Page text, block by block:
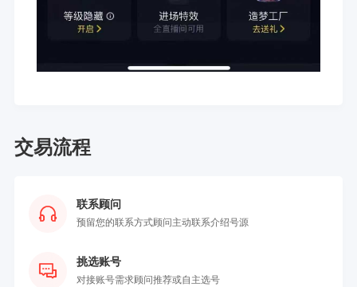
交易流程
联系顾问
预留您的联系方式顾问主动联系介绍号源
挑选账号
对接账号需求顾问推荐或自主选号